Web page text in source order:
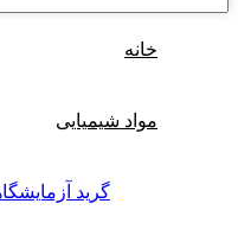
خانه
مواد شیمیایی
گرید